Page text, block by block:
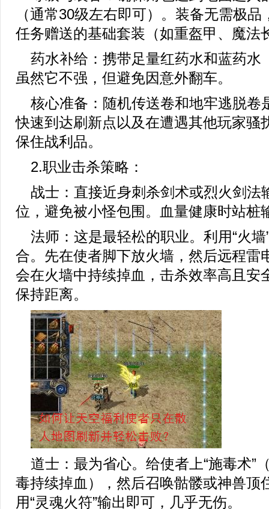
（通常30级左右即可）。装备无需极
任务赠送的基础套装（如重盔甲、魔法
药水补给：携带足量红药水和蓝药水
虽然它不强，但避免因意外翻车。
核心准备：随机传送卷和地牢逃脱卷
快速到达刷新点以及在遭遇其他玩家骚
保住战利品。
2.职业击杀策略：
战士：直接近身刺杀剑术或烈火剑法
位，避免被小怪包围。血量健康时站桩
法师：这是最轻松的职业。利用“火墙
合。先在使者脚下放火墙，然后远程雷
会在火墙中持续掉血，击杀效率高且安
保持距离。
道士：最为省心。给使者上“施毒术”
毒持续掉血），然后召唤骷髅或神兽顶
用“灵魂火符”输出即可，几乎无伤。